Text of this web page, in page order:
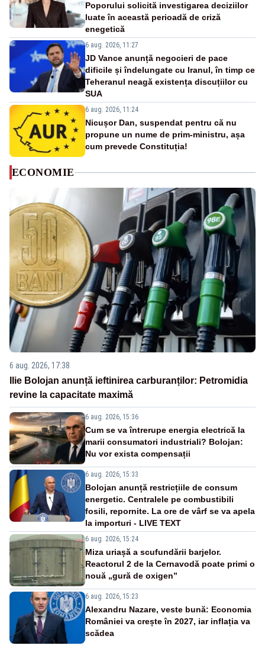
Poporului solicită investigarea deciziilor
luate în această perioadă de criză
enegetică
6 aug. 2026, 11:27
JD Vance anunță negocieri de pace
dificile și îndelungate cu Iranul, în timp ce
Teheranul neagă existența discuțiilor cu
SUA
6 aug. 2026, 11:24
Nicușor Dan, suspendat pentru că nu
propune un nume de prim-ministru, așa
cum prevede Constituția!
ECONOMIE
6 aug. 2026, 17:38
Ilie Bolojan anunță ieftinirea carburanților: Petromidia
revine la capacitate maximă
6 aug. 2026, 15:36
Cum se va întrerupe energia electrică la
marii consumatori industriali? Bolojan:
Nu vor exista compensații
6 aug. 2026, 15:33
Bolojan anunță restricțiile de consum
energetic. Centralele pe combustibili
fosili, repornite. La ore de vârf se va apela
la importuri - LIVE TEXT
6 aug. 2026, 15:24
Miza uriașă a scufundării barjelor.
Reactorul 2 de la Cernavodă poate primi o
nouă „gură de oxigen”
6 aug. 2026, 15:23
Alexandru Nazare, veste bună: Economia
României va crește în 2027, iar inflația va
scădea